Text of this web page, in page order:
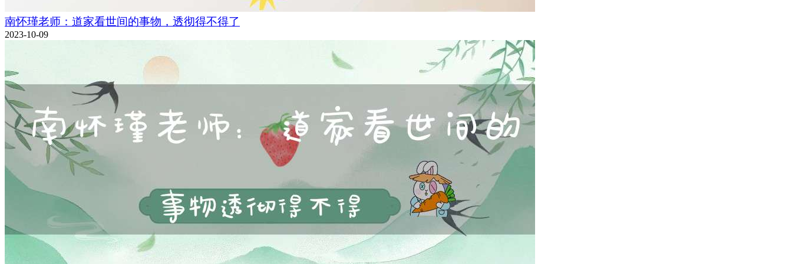
南怀瑾老师：道家看世间的事物，透彻得不得了
2023-10-09